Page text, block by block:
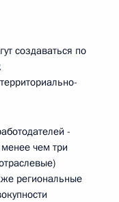
создаваться по
-
чем три
региональные